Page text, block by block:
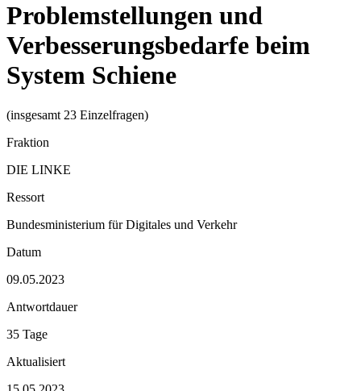
Problemstellungen und
Verbesserungsbedarfe beim
System Schiene
(insgesamt 23 Einzelfragen)
Fraktion
DIE LINKE
Ressort
Bundesministerium für Digitales und Verkehr
Datum
09.05.2023
Antwortdauer
35 Tage
Aktualisiert